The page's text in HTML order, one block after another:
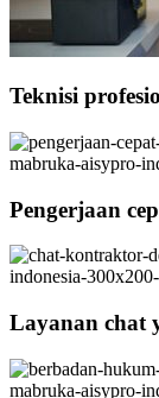
Teknisi
Pengerjaan
Layanan chat